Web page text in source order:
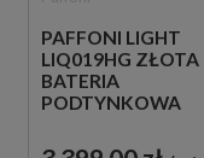
PAFFONI LIGHT
LIQ019HG ZŁOTA
BATERIA
PODTYNKOWA
DROŻNA